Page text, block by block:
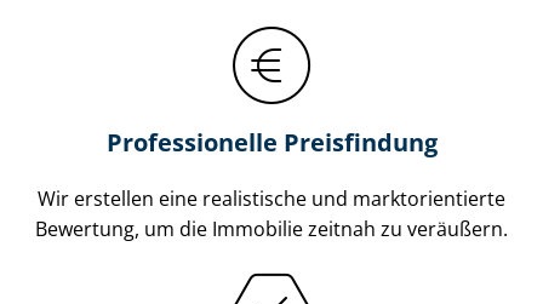
Professionelle Preisfindung
Wir erstellen eine realistische und markt­ori­en­tier­te
Bewertung, um die Immobilie zeitnah zu veräußern.